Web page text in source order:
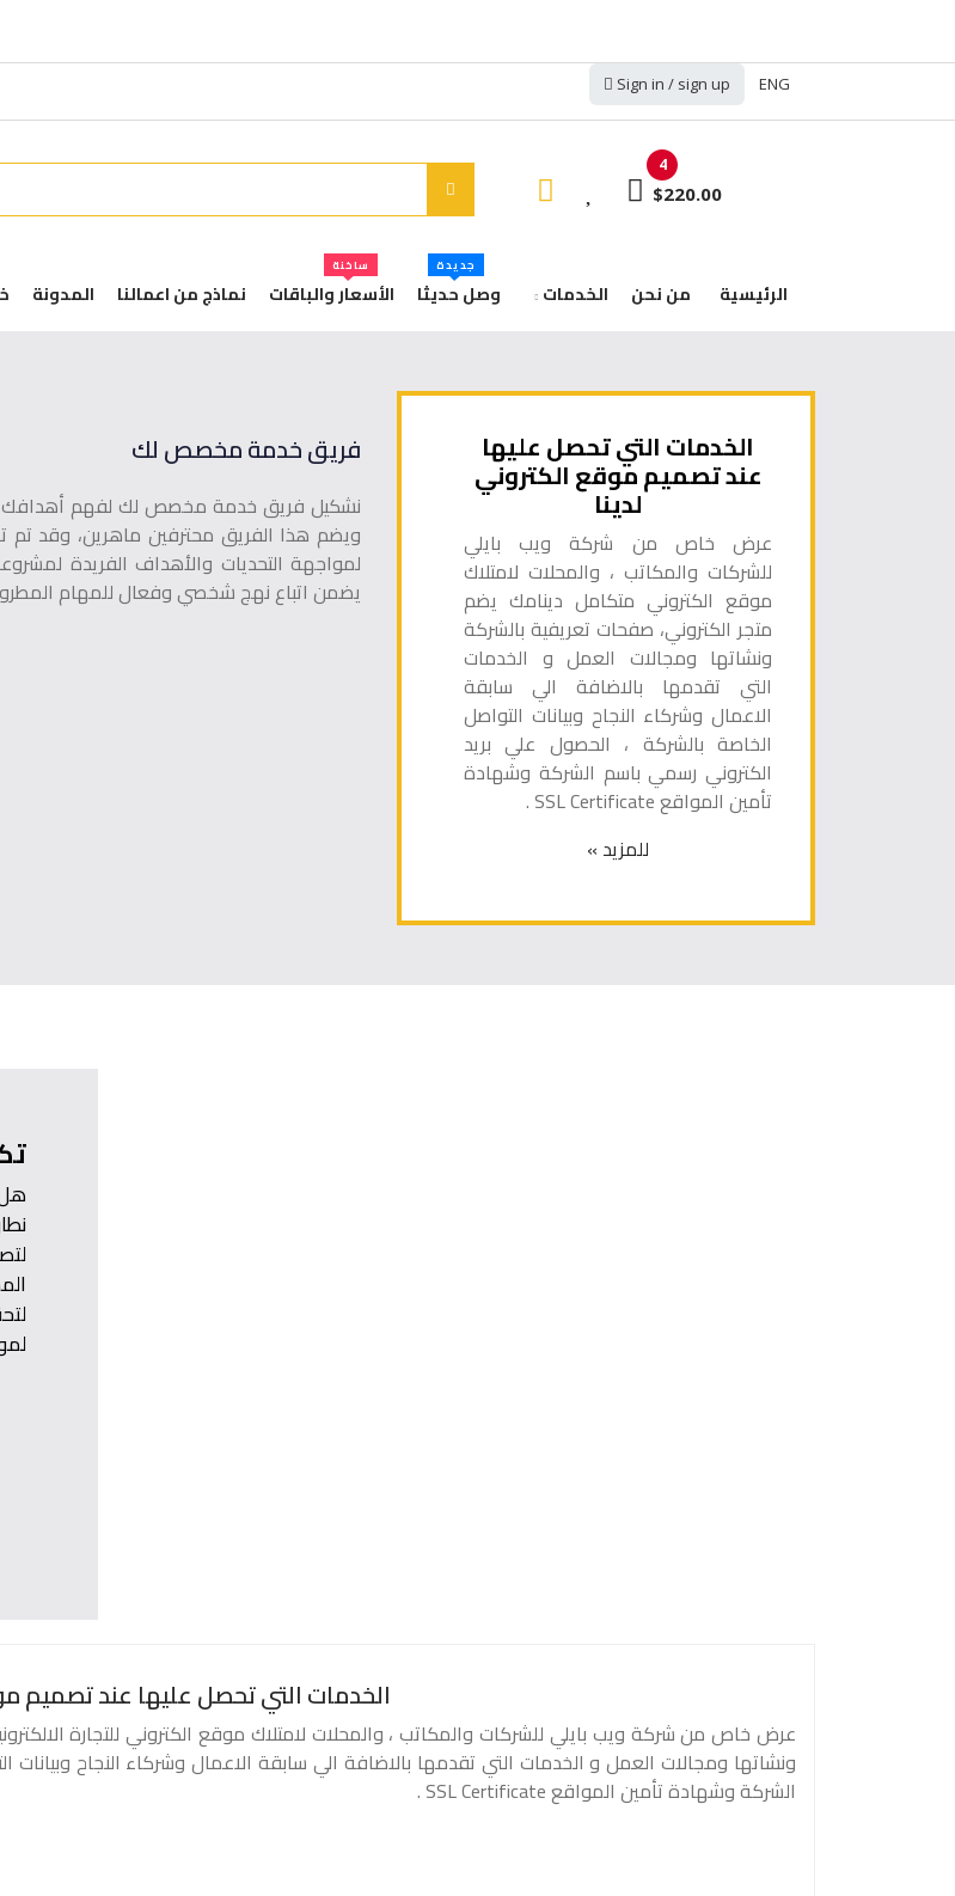
Sign in / sign up ENG
4
$220.00
الرئيسية من نحن الخدمات وصل حديثا
جديدة
الأسعار والباقات
ساخنة
نماذج من اعمالنا المدونة
الخدمات التي تحصل عليها
عند تصميم موقع الكتروني
لدينا
عرض خاص من شركة ويب بايلي
للشركات والمكاتب ، والمحلات لامتلاك
موقع الكتروني متكامل دينامك يضم
متجر الكتروني، صفحات تعريفية بالشركة
ونشاتها ومجالات العمل و الخدمات
التي تقدمها بالاضافة الي سابقة
الاعمال وشركاء النجاح وبيانات التواصل
الخاصة بالشركة ، الحصول علي بريد
الكتروني رسمي باسم الشركة وشهادة
تأمين المواقع SSL Certificate .
للمزيد »
فريق خدمة مخصص لك
نشكيل فريق خدمة مخصص لك لفهم أهدافك
ويضم هذا الفريق محترفين ماهرين، وقد تم
لمواجهة التحديات والأهداف الفريدة
يضمن اتباع نهج شخصي وفعال للمهام
الخدمات التي تحصل عليها عند تصميم
عرض خاص من شركة ويب بايلي للشركات والمكاتب ، والمحلات لامتلاك موقع الكتروني للتجارة
ونشاتها ومجالات العمل و الخدمات التي تقدمها بالاضافة الي سابقة الاعمال وشركاء النجاح
الشركة وشهادة تأمين المواقع SSL Certificate .